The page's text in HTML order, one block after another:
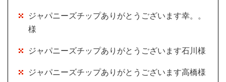
ジャパニーズチップありがとうございます幸。。
様
ジャパニーズチップありがとうございます石川様
ジャパニーズチップありがとうございます高橋様